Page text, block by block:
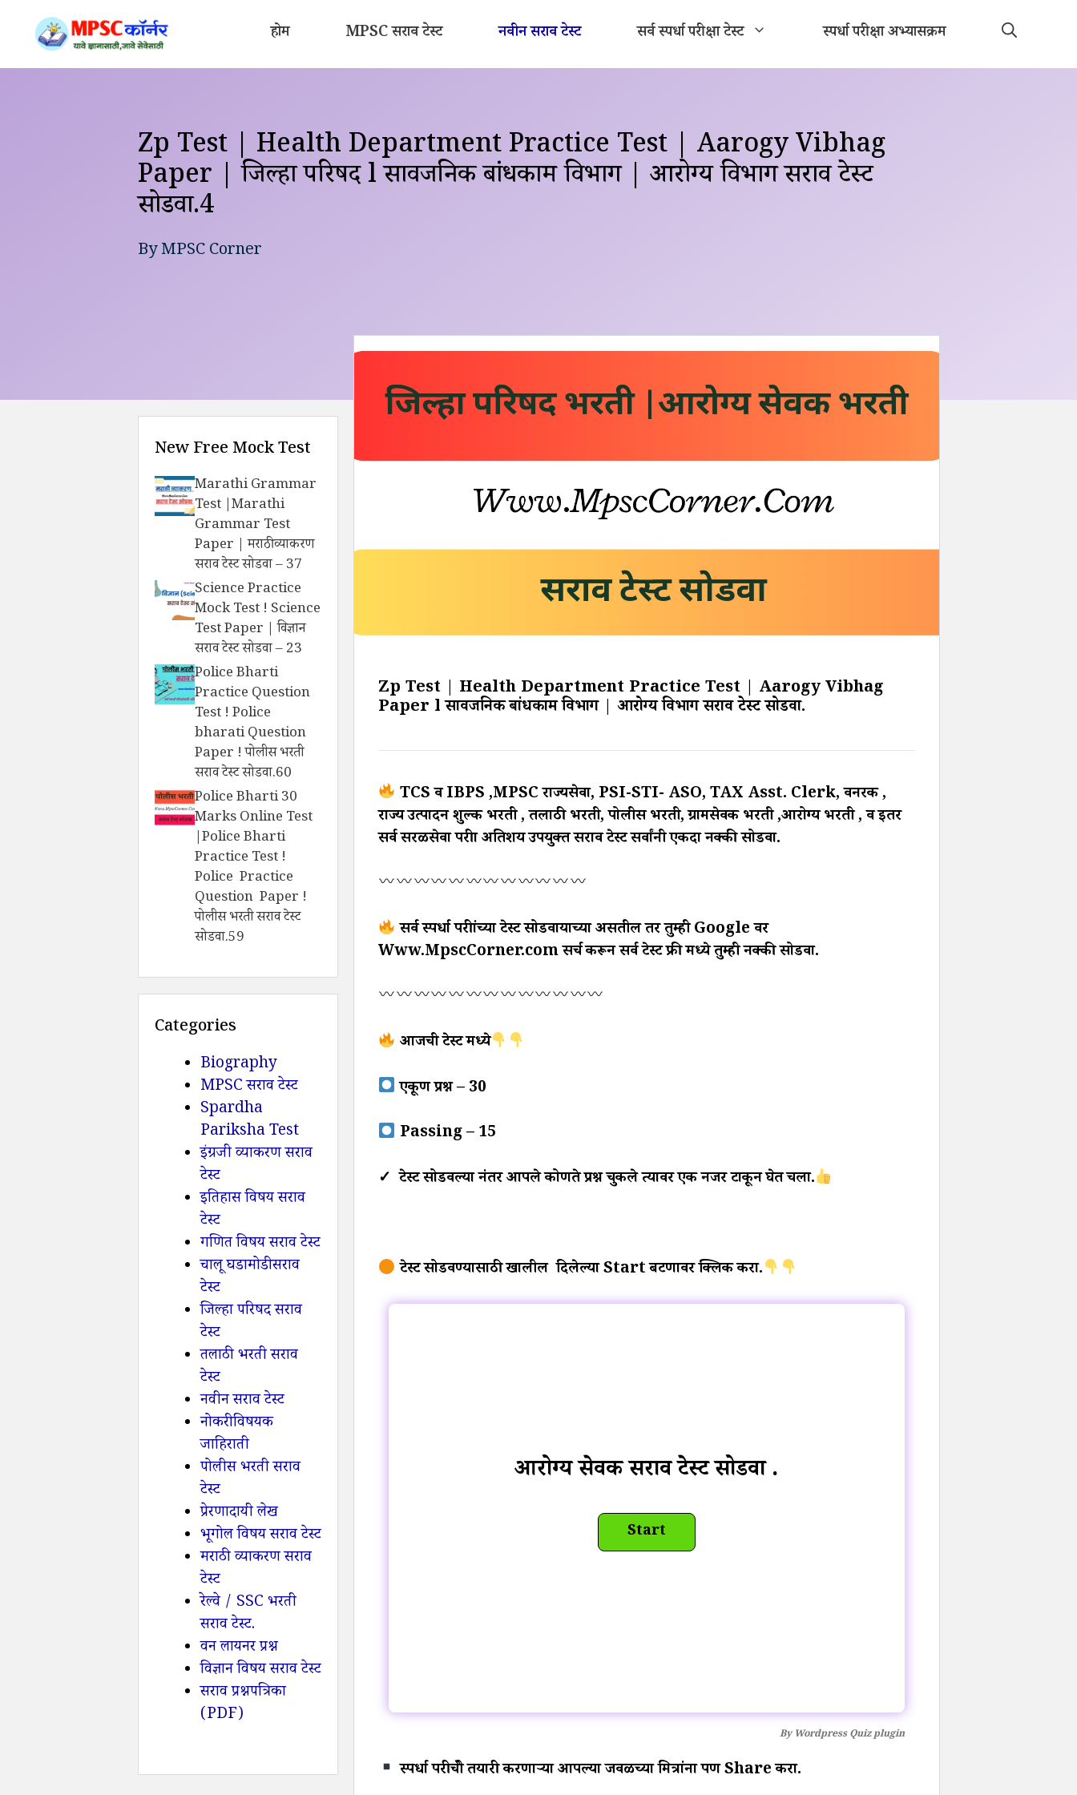
content
होम MPSC सराव टेस्ट नवीन सराव टेस्ट सर्व स्पर्धा परीक्षा टेस्ट स्पर्धा परीक्षा अभ्यासक्रम
Zp Test | Health Department Practice Test | Aarogy Vibhag
Paper | जिल्हा परिषद l सार्वजनिक बांधकाम विभाग | आरोग्य विभाग सराव टेस्ट
सोडवा.4
ByMPSC Corner
Zp Test | Health Department Practice Test | Aarogy Vibhag
Paper l सार्वजनिक बांधकाम विभाग | आरोग्य विभाग सराव टेस्ट सोडवा.
TCS व IBPS ,MPSC राज्यसेवा, PSI-STI- ASO, TAX Asst. Clerk, वनरक्षक ,
राज्य उत्पादन शुल्क भरती , तलाठी भरती, पोलीस भरती, ग्रामसेवक भरती ,आरोग्य भरती , व इतर
सर्व सरळसेवा परीक्षा अतिशय उपयुक्त सराव टेस्ट सर्वांनी एकदा नक्की सोडवा.
सर्व स्पर्धा परीक्षांच्या टेस्ट सोडवायाच्या असतील तर तुम्ही Google वर
Www.MpscCorner.com सर्च करून सर्व टेस्ट फ्री मध्ये तुम्ही नक्की सोडवा.
आजची टेस्ट मध्ये
एकूण प्रश्न – 30
Passing – 15
✓ टेस्ट सोडवल्या नंतर आपले कोणते प्रश्न चुकले त्यावर एक नजर टाकून घेत चला.
टेस्ट सोडवण्यासाठी खालील दिलेल्या Start बटणावर क्लिक करा.
आरोग्य सेवक सराव टेस्ट सोडवा .
ByWordpress Quiz plugin
स्पर्धा परीक्षेची तयारी करणाऱ्या आपल्या जवळच्या मित्रांना पण Share करा.
New Free Mock Test
Marathi Grammar
Test |Marathi
Grammar Test
Paper | मराठी व्याकरण
सराव टेस्ट सोडवा – 37
Science Practice
Mock Test ! Science
Test Paper | विज्ञान
सराव टेस्ट सोडवा – 23
Police Bharti
Practice Question
Test ! Police
bharati Question
Paper ! पोलीस भरती
सराव टेस्ट सोडवा.60
Police Bharti 30
Marks Online Test
|Police Bharti
Practice Test !
Police Practice
Question Paper !
पोलीस भरती सराव टेस्ट
सोडवा.59
Categories
Biography
MPSC सराव टेस्ट
Spardha
Pariksha Test
इंग्रजी व्याकरण सराव
टेस्ट
इतिहास विषय सराव
टेस्ट
गणित विषय सराव टेस्ट
चालू घडामोडी सराव
टेस्ट
जिल्हा परिषद सराव
टेस्ट
तलाठी भरती सराव
टेस्ट
नवीन सराव टेस्ट
नोकरी विषयक
जाहिराती
पोलीस भरती सराव
टेस्ट
प्रेरणादायी लेख
भूगोल विषय सराव टेस्ट
मराठी व्याकरण सराव
टेस्ट
रेल्वे / SSC भरती
सराव टेस्ट.
वन लायनर प्रश्न
विज्ञान विषय सराव टेस्ट
सराव प्रश्नपत्रिका
(PDF)